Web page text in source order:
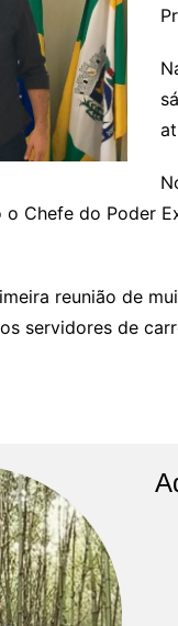
o Chefe do Poder
reunião de
servidores de